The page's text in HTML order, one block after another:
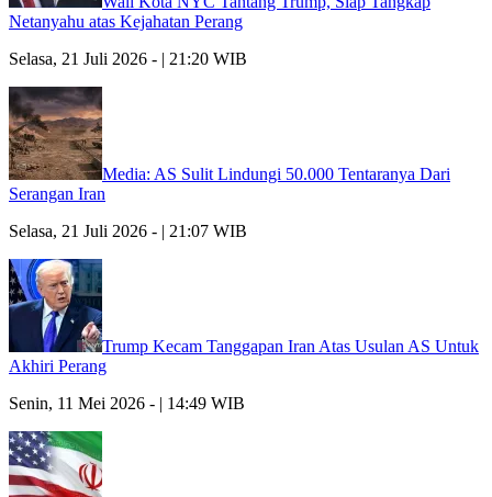
Netanyahu atas Kejahatan Perang
Selasa, 21 Juli 2026 - | 21:20 WIB
Media: AS Sulit Lindungi 50.000 Tentaranya Dari
Serangan Iran
Selasa, 21 Juli 2026 - | 21:07 WIB
Trump Kecam Tanggapan Iran Atas Usulan AS Untuk
Akhiri Perang
Senin, 11 Mei 2026 - | 14:49 WIB